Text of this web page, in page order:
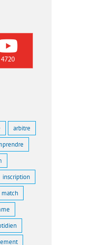
4720
arbitre
inscription
match